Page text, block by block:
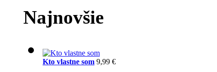
Najnovšie
Kto vlastne som 9,99 €